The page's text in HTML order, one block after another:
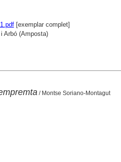
[exemplar complet]
Arbó (Amposta)
/ Montse Soriano-Montagut